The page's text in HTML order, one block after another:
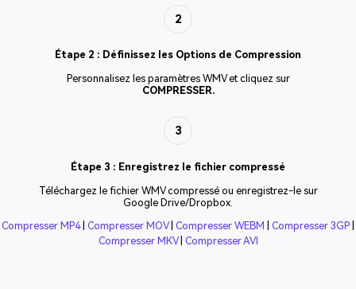
2
Étape 2 : Définissez les Options de Compression
Personnalisez les paramètres WMV et cliquez sur
COMPRESSER.
3
Étape 3 : Enregistrez le fichier compressé
Téléchargez le fichier WMV compressé ou enregistrez-le sur
Google Drive/Dropbox.
Compresser MP4 Compresser MOV Compresser WEBM Compresser 3GP
Compresser MKV Compresser AVI